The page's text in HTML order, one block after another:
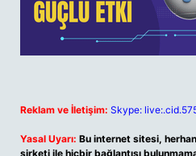
Reklam ve İletişim: Skype:
Yasal Uyarı: Bu internet sitesi,
şirketi ile hiçbir bağlantısı